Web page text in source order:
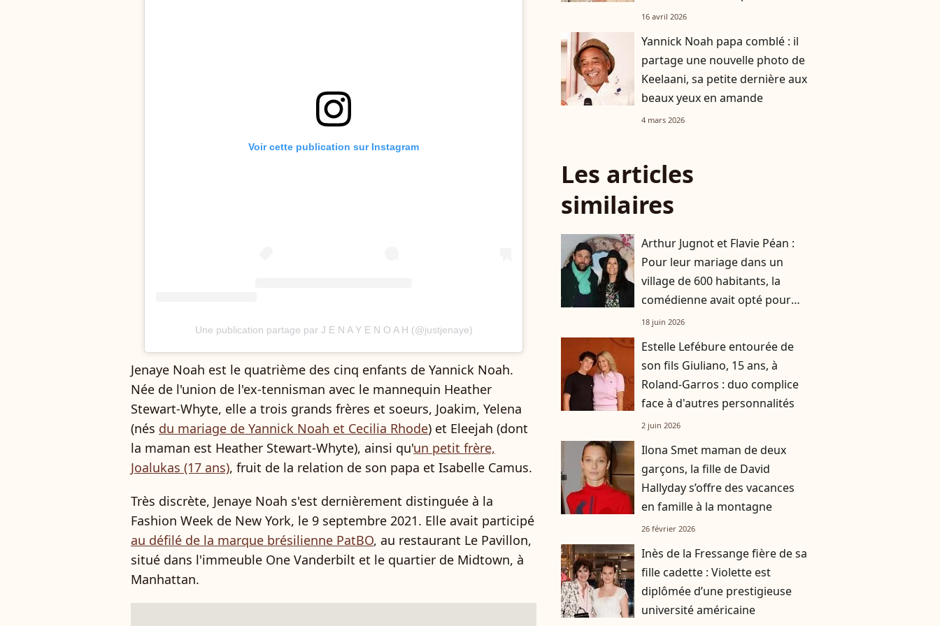
Voir cette publication sur Instagram
Une publication partage par J E N A Y E N O A H (@justjenaye)
Jenaye Noah est le quatrième des cinq enfants de Yannick Noah.
Née de l'union de l'ex-tennisman avec le mannequin Heather
Stewart-Whyte, elle a trois grands frères et soeurs, Joakim, Yelena
(nés du mariage de Yannick Noah et Cecilia Rhode) et Eleejah (dont
la maman est Heather Stewart-Whyte), ainsi qu'un petit frère,
Joalukas (17 ans), fruit de la relation de son papa et Isabelle Camus.
Très discrète, Jenaye Noah s'est dernièrement distinguée à la
Fashion Week de New York, le 9 septembre 2021. Elle avait participé
au défilé de la marque brésilienne PatBO, au restaurant Le Pavillon,
situé dans l'immeuble One Vanderbilt et le quartier de Midtown, à
Manhattan.
loges de ce succès
16 avril 2026
Yannick Noah papa comblé : il
partage une nouvelle photo de
Keelaani, sa petite dernière aux
beaux yeux en amande
4 mars 2026
Les articles
similaires
Arthur Jugnot et Flavie Péan :
Pour leur mariage dans un
village de 600 habitants, la
comédienne avait opté pour
une robe originale d'une
18 juin 2026
Estelle Lefébure entourée de
son fils Giuliano, 15 ans, à
Roland-Garros : duo complice
face à d'autres personnalités
2 juin 2026
Ilona Smet maman de deux
garçons, la fille de David
Hallyday s’offre des vacances
en famille à la montagne
26 février 2026
Inès de la Fressange fière de sa
fille cadette : Violette est
diplômée d’une prestigieuse
université américaine